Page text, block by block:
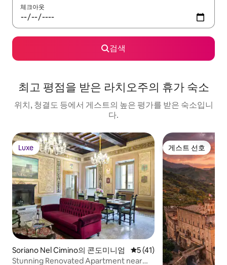
체크아웃
검색
최고 평점을 받은 라치오주의 휴가 숙소
위치, 청결도 등에서 게스트의 높은 평가를 받은 숙소입니
다.
Luxe
Luxe
Soriano Nel Cimino의 콘도미니엄 평점 5점(5점 만점), 후기 41
5 (41)
Stunning Renovated Apartment near
게스트 선호
게스트 선호